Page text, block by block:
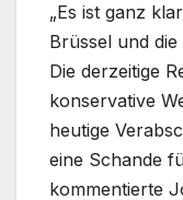
„Es ist ganz
Brüssel und
Die derzeitige
konservative
heutige
eine Schande
kommentierte